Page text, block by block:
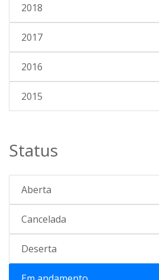
2018
2017
2016
2015
Status
Aberta
Cancelada
Deserta